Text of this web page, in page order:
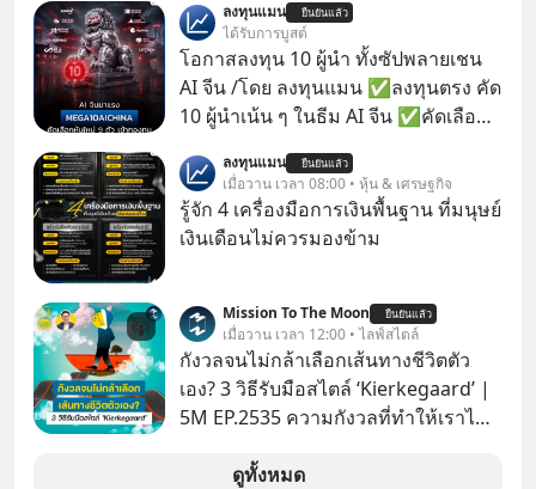
เคยสงสัยไหมว่าทำไมพอได้ของที่อยาก
ได้มาแล้วความสุขนั้นกลับอยู่กับเราได้
ไม่นาน? นี่คือกลไกพื้นฐานของมนุษย์ที่
Arthur Schopenhauer นักปรัชญา
ชาวเยอรมันเคยอธิบายไว้เมื่อ 200 กว่า
ปีก่อน แล้วเราจะหยุดวงจรความอยาก
ในใจเพื่อความสุขที่ยั่งยืนได้อย่างไร?
ติดตามได้ในพอดแคสต์ 5M EP. นี้
#goodtime #5minutespodcast
ลงทุนแมน ยืนยันแล้ว
ได้รับการบูสต์
โอกาสลงทุน 10 ผู้นำ ทั้งซัปพลายเชน
AI จีน /โดย ลงทุนแมน ✅ลงทุนตรง คัด
10 ผู้นำเน้น ๆ ในธีม AI จีน ✅คัดเลือก
เจ้าของผู้นำ AI จีน ตั้งแต่โรงงานผลิตชิป
หน่วยความจำ โมเดล AI ยันหุ่นยนต์
✅ได้การรับยกเว้นภาษี Capital Gain
ลงทุนแมน ยืนยันแล้ว
เมื่อวาน เวลา 08:00 • หุ้น & เศรษฐกิจ
รู้จัก 4 เครื่องมือการเงินพื้นฐาน ที่มนุษย์
เงินเดือนไม่ควรมองข้าม
Mission To The Moon ยืนยันแล้ว
เมื่อวาน เวลา 12:00 • ไลฟ์สไตล์
กังวลจนไม่กล้าเลือกเส้นทางชีวิตตัว
เอง? 3 วิธีรับมือสไตล์ ‘Kierkegaard’ |
5M EP.2535 ความกังวลที่ทำให้เราไม่
เรื่องใหญ่ หรือแม้แต่เรื่องสำคัญของ
ดูทั้งหมด